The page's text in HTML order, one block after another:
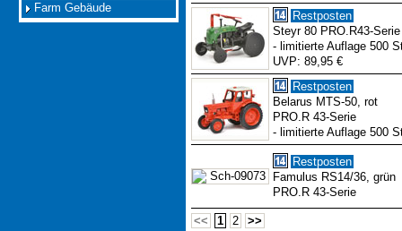
Farm Gebäude
Restposten
Steyr 80 PRO.R43-Serie
- limitierte Auflage 500
UVP: 89,95 €
Restposten
Belarus MTS-50, rot
PRO.R 43-Serie
- limitierte Auflage 500
Restposten
Famulus RS14/36, grün
PRO.R 43-Serie
<< 1 2 >>